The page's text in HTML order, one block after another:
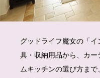
グッドライフ魔女の「
具・収納用品から、カ
ムキッチンの選び方ま